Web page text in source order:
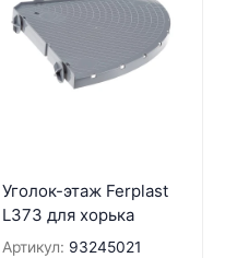
Уголок-этаж Ferplast
L373 для хорька
Артикул: 93245021